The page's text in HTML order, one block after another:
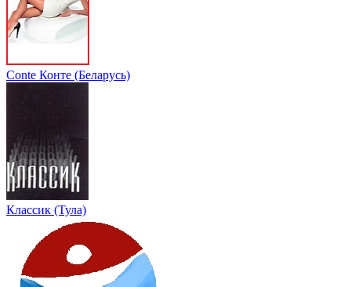
Conte Конте (Беларусь)
Классик (Тула)